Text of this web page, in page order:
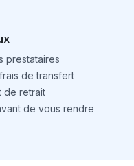
prestataires
de transfert
de retrait
de vous rendre